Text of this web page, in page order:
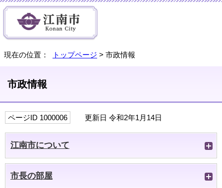
現在の位置： トップページ > 市政情報
市政情報
ページID 1000006 更新日 令和2年1月14日
江南市について
市長の部屋